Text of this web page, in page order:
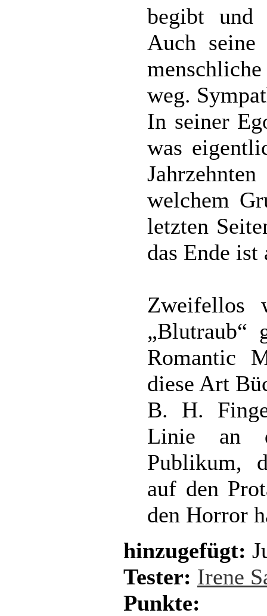
begibt und
Auch seine
weg.
In seiner
was
welchem
letzten
das Ende ist
Zweifellos
„Blutraub“
Romantic
diese Art
B. H.
Linie an
Publikum,
auf den
den Horror
hinzugefügt:
Tester: Irene
Punkte: